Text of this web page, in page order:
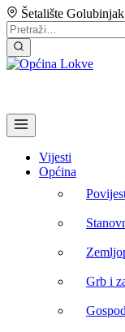
Šetalište
Vijesti
Općina
Grb i